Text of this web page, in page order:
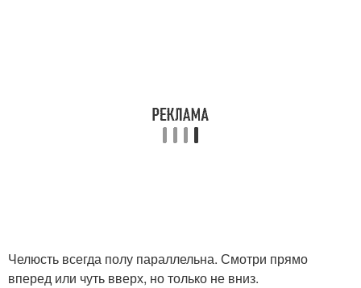
Челюсть всегда полу параллельна. Смотри прямо
вперед или чуть вверх, но только не вниз.